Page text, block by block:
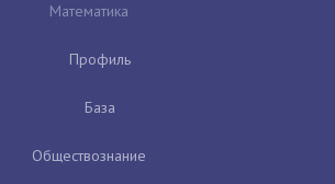
Математика
Профиль
База
Обществознание